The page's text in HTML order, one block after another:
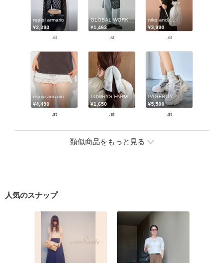
repipi armario
¥2,393
.st
GLOBAL WORK
¥1,463
.st
niko and ...
¥3,990
.st
repipi armario
¥4,490
.st
LOWRYS FARM
¥1,650
.st
PAGEBOY
¥5,500
.st
類似商品をもっと見る
人気のスナップ